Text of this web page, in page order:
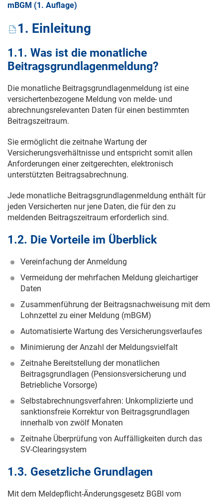
mBGM (1. Auflage)
1. Einleitung
1.1. Was ist die monatliche
Beitragsgrundlagenmeldung?
Die monatliche Beitragsgrundlagenmeldung ist eine
versichertenbezogene Meldung von melde- und
abrechnungsrelevanten Daten für einen bestimmten
Beitragszeitraum.
Sie ermöglicht die zeitnahe Wartung der
Versicherungsverhältnisse und entspricht somit allen
Anforderungen einer zeitgerechten, elektronisch
unterstützten Beitragsabrechnung.
Jede monatliche Beitragsgrundlagenmeldung enthält für
jeden Versicherten nur jene Daten, die für den zu
meldenden Beitragszeitraum erforderlich sind.
1.2. Die Vorteile im Überblick
Vereinfachung der Anmeldung
Vermeidung der mehrfachen Meldung gleichartiger
Daten
Zusammenführung der Beitragsnachweisung mit dem
Lohnzettel zu einer Meldung (mBGM)
Automatisierte Wartung des Versicherungsverlaufes
Minimierung der Anzahl der Meldungsvielfalt
Zeitnahe Bereitstellung der monatlichen
Beitragsgrundlagen (Pensionsversicherung und
Betriebliche Vorsorge)
Selbstabrechnungsverfahren: Unkomplizierte und
sanktionsfreie Korrektur von Beitragsgrundlagen
innerhalb von zwölf Monaten
Zeitnahe Überprüfung von Auffälligkeiten durch das
SV-Clearingsystem
1.3. Gesetzliche Grundlagen
Mit dem Meldepflicht-Änderungsgesetz BGBl vom